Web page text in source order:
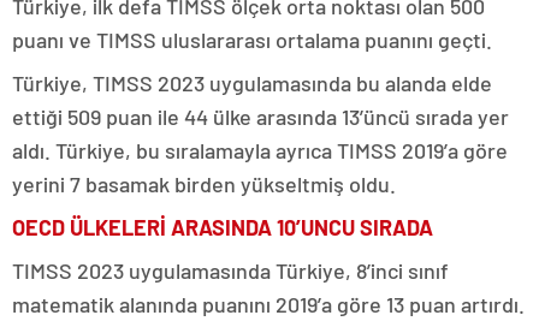
Türkiye, ilk defa TIMSS ölçek orta noktası olan 500
puanı ve TIMSS uluslararası ortalama puanını geçti.
Türkiye, TIMSS 2023 uygulamasında bu alanda elde
ettiği 509 puan ile 44 ülke arasında 13’üncü sırada yer
aldı. Türkiye, bu sıralamayla ayrıca TIMSS 2019’a göre
yerini 7 basamak birden yükseltmiş oldu.
OECD ÜLKELERİ ARASINDA 10’UNCU SIRADA
TIMSS 2023 uygulamasında Türkiye, 8’inci sınıf
matematik alanında puanını 2019’a göre 13 puan artırdı.